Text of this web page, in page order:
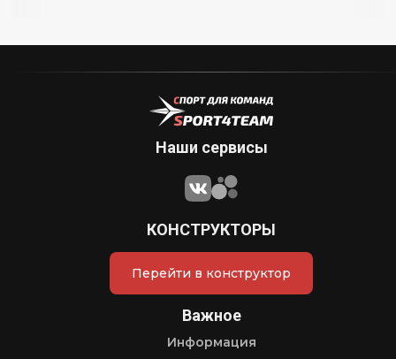
Наши сервисы
КОНСТРУКТОРЫ
Перейти в конструктор
Важное
Информация